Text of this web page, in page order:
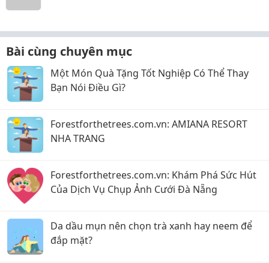
Bài cùng chuyên mục
Một Món Quà Tặng Tốt Nghiệp Có Thể Thay
Bạn Nói Điều Gì?
Forestforthetrees.com.vn: AMIANA RESORT
NHA TRANG
Forestforthetrees.com.vn: Khám Phá Sức Hút
Của Dịch Vụ Chụp Ảnh Cưới Đà Nẵng
Da dầu mụn nên chọn trà xanh hay neem để
đắp mặt?